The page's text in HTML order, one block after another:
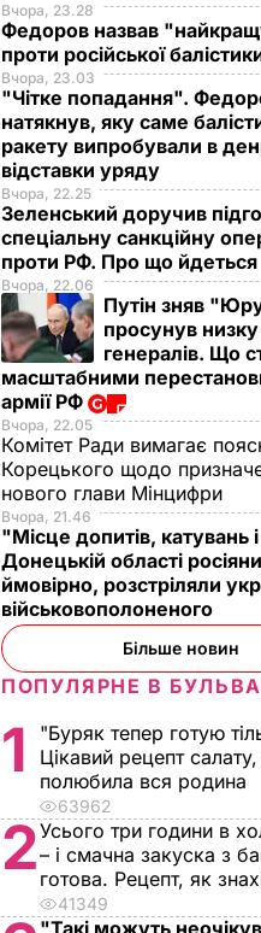
Вчора, 23.28
Федоров назвав
проти російської
Вчора, 23.03
"Чітке попадання".
натякнув, яку саме
ракету випробували в
відставки уряду
Вчора, 22.25
Зеленський доручив
спеціальну санкційну
проти РФ. Про що йдеться
Вчора, 22.06
Путін зняв "Юру
просунув
генералів. Що
масштабними
армії РФ
Вчора, 22.05
Комітет Ради вимагає
Корецького щодо
нового глави Мінцифри
Вчора, 21.46
"Місце допитів, катувань
Донецькій області
ймовірно, розстріляли
військовополоненого
Більше новин
ПОПУЛЯРНЕ В
1
"Буряк тепер готую
Цікавий рецепт
полюбила вся родина
63962
2Усього три години в
– і смачна закуска з
готова. Рецепт, як
41349
"Такі можуть